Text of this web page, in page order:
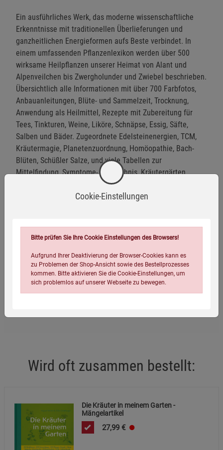
Ein ausführliches Werk, das moderne wissenschaftliche
Erkenntnisse mit traditionellen Überlieferungen und
ganzheitlichen Energieformen aufs Beste verbindet. In
einem umfassenden Pflanzenlexikon werden über 500
wirksame Heilpflanzen unserer Heimat von Alant und
Alpenveilchen bis Zwergholunder und Zwiebel beschrieben.
Übersichtlich alle Informationen mit über 700 Farbfotos,
Anbauanleitungen, Blüte- und Sammelzeit, Trocknung,
Anwendung als Heilmittel, Rezepte mit Zubereitung für
Tees, Tinkturen, Weine, Liköre, Schnäpse, Essig, Säfte,
Salben und Bäder. Zugeordnete Edelsteinenergien, TCM,
Kräutermagie, Planetenzuordnung, Homöopathie, Bach-
Blüten, Schüßler Salze, und viele Tabellen zur
Mittelfindung, Symptome- Verzeichnis, Kräutergärten,
Sachregister. Das große Kräuterhausbuch für den
ständigen Gebrauch in Garten und Küche.
Eigenschaften
Verlag / Herausgeber:
Hardcover, 800 Seiten, Durchgehend farbig illustriert
Verpackungsgewicht:
2345 Gramm
Wird oft zusammen bestellt:
Die Kräuter in meinem Garten -
Mängelartikel
27,99 €
Cookie-Einstellungen
Bitte prüfen Sie Ihre Cookie Einstellungen des Browsers!
Aufgrund Ihrer Deaktivierung der Browser-Cookies kann es
zu Problemen der Shop-Ansicht sowie des Bestellprozesses
kommen. Bitte aktivieren Sie die Cookie-Einstellungen, um
sich problemlos auf unserer Webseite zu bewegen.
Einstellungen speichern für die GruppeEinstellungen speichern für die Gruppe
Notwendige Cookies (5)
Beschreibung Notwendige Cookies